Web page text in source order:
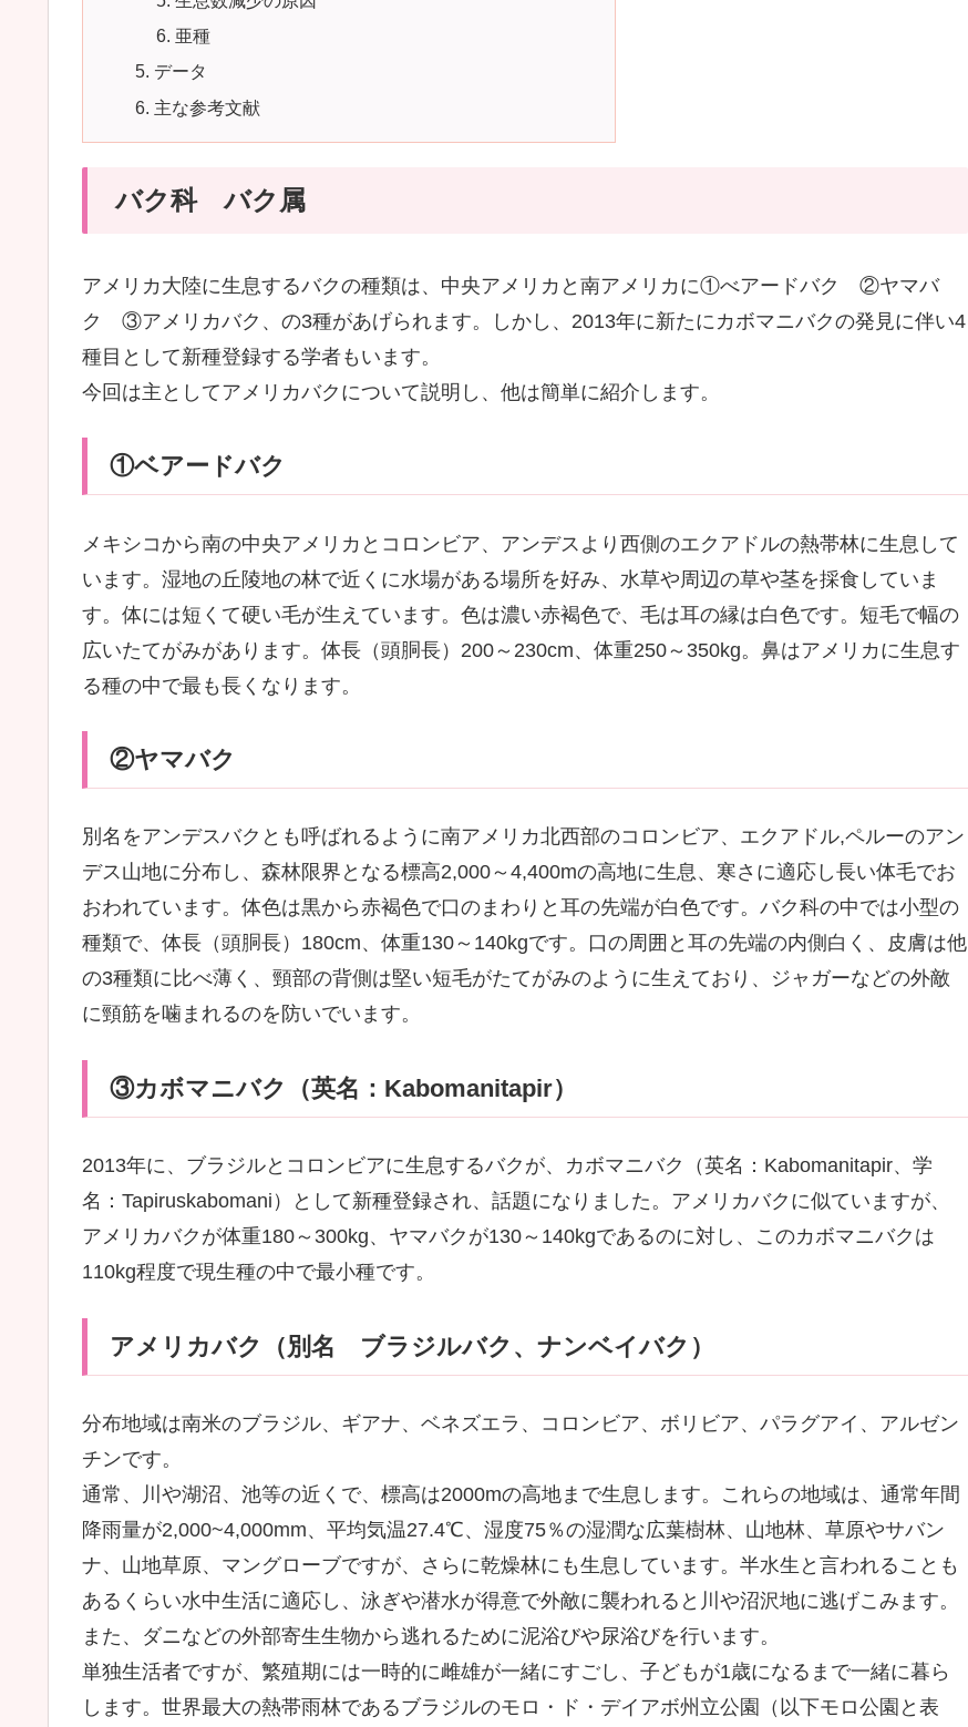
亜種
データ
主な参考文献
バク科 バク属
アメリカ大陸に生息するバクの種類は、中央アメリカと南アメリカに①べアードバク ②ヤマバ
ク ③アメリカバク、の3種があげられます。しかし、2013年に新たにカボマニバクの発見に伴い4
種目として新種登録する学者もいます。
今回は主としてアメリカバクについて説明し、他は簡単に紹介します。
①ベアードバク
メキシコから南の中央アメリカとコロンビア、アンデスより西側のエクアドルの熱帯林に生息して
います。湿地の丘陵地の林で近くに水場がある場所を好み、水草や周辺の草や茎を採食していま
す。体には短くて硬い毛が生えています。色は濃い赤褐色で、毛は耳の縁は白色です。短毛で幅の
広いたてがみがあります。体長（頭胴長）200～230cm、体重250～350kg。鼻はアメリカに生息す
る種の中で最も長くなります。
②ヤマバク
別名をアンデスバクとも呼ばれるように南アメリカ北西部のコロンビア、エクアドル,ペルーのアン
デス山地に分布し、森林限界となる標高2,000～4,400mの高地に生息、寒さに適応し長い体毛でお
おわれています。体色は黒から赤褐色で口のまわりと耳の先端が白色です。バク科の中では小型の
種類で、体長（頭胴長）180cm、体重130～140kgです。口の周囲と耳の先端の内側白く、皮膚は他
の3種類に比べ薄く、頸部の背側は堅い短毛がたてがみのように生えており、ジャガーなどの外敵
に頸筋を噛まれるのを防いでいます。
③カボマニバク（英名：Kabomanitapir）
2013年に、ブラジルとコロンビアに生息するバクが、カボマニバク（英名：Kabomanitapir、学
名：Tapiruskabomani）として新種登録され、話題になりました。アメリカバクに似ていますが、
アメリカバクが体重180～300kg、ヤマバクが130～140kgであるのに対し、このカボマニバクは
110kg程度で現生種の中で最小種です。
アメリカバク（別名 ブラジルバク、ナンベイバク）
分布地域は南米のブラジル、ギアナ、ベネズエラ、コロンビア、ボリビア、パラグアイ、アルゼン
チンです。
通常、川や湖沼、池等の近くで、標高は2000mの高地まで生息します。これらの地域は、通常年間
降雨量が2,000~4,000mm、平均気温27.4℃、湿度75％の湿潤な広葉樹林、山地林、草原やサバン
ナ、山地草原、マングローブですが、さらに乾燥林にも生息しています。半水生と言われることも
あるくらい水中生活に適応し、泳ぎや潜水が得意で外敵に襲われると川や沼沢地に逃げこみます。
また、ダニなどの外部寄生生物から逃れるために泥浴びや尿浴びを行います。
単独生活者ですが、繁殖期には一時的に雌雄が一緒にすごし、子どもが1歳になるまで一緒に暮ら
します。世界最大の熱帯雨林であるブラジルのモロ・ド・デイアボ州立公園（以下モロ公園と表